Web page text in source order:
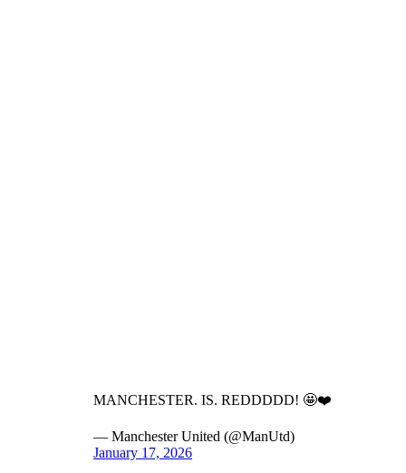
MANCHESTER. IS. REDDDDD! 🤩❤️
— Manchester United (@ManUtd)
January 17, 2026